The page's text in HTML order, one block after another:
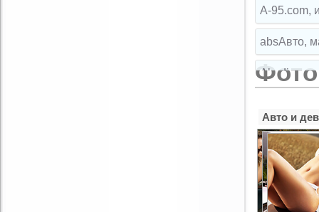
A-95.com,
absАвто,
Akadia,
Autoforum,
Авто и